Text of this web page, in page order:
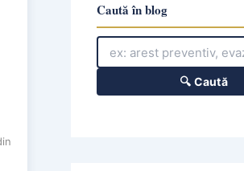
Caută în blog
🔍 Caută